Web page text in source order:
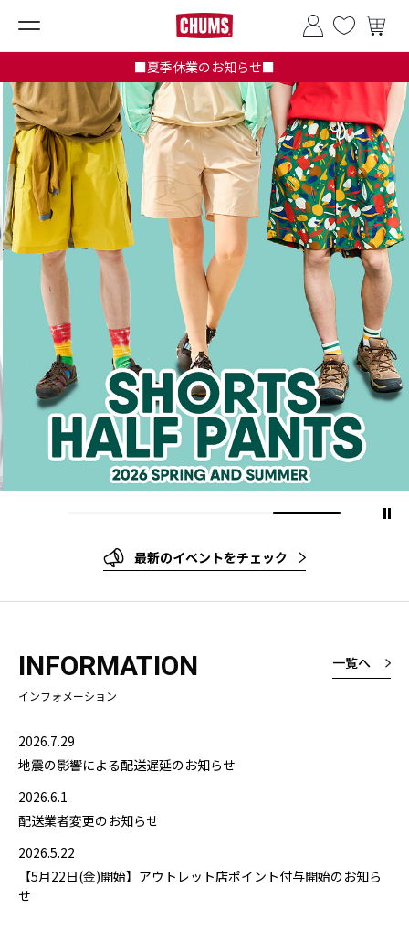
■夏季休業のお知らせ■
最新のイベントをチェック
INFORMATION
インフォメーション
一覧へ
2026.7.29
地震の影響による配送遅延のお知らせ
2026.6.1
配送業者変更のお知らせ
2026.5.22
【5月22日(金)開始】アウトレット店ポイント付与開始のお知ら
せ